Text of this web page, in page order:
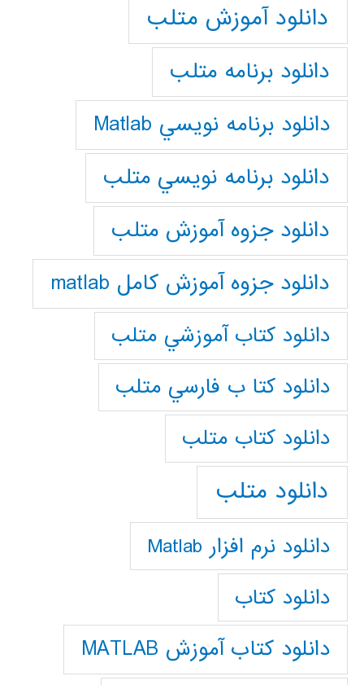
دانلود آموزش متلب
دانلود برنامه متلب
دانلود برنامه نويسي Matlab
دانلود برنامه نويسي متلب
دانلود جزوه آموزش متلب
دانلود جزوه آموزش کامل matlab
دانلود كتاب آموزشي متلب
دانلود كتا ب فارسي متلب
دانلود كتاب متلب
دانلود متلب
دانلود نرم افزار Matlab
دانلود کتاب
دانلود کتاب آموزش MATLAB